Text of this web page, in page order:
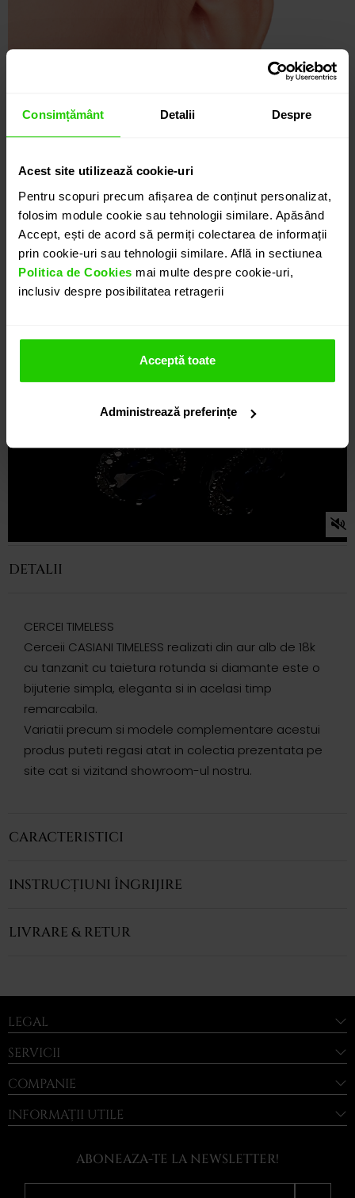
Consimțământ Detalii Despre
Acest site utilizează cookie-uri
Pentru scopuri precum afișarea de conținut personalizat,
folosim module cookie sau tehnologii similare. Apăsând
Accept, ești de acord să permiți colectarea de informații
prin cookie-uri sau tehnologii similare. Află in sectiunea
Politica de Cookies mai multe despre cookie-uri,
inclusiv despre posibilitatea retragerii
Acceptă toate
Administrează preferințe
DETALII
CERCEI TIMELESS
Cerceii CASIANI TIMELESS realizati din aur alb de 18k
cu tanzanit cu taietura rotunda si diamante este o
bijuterie simpla, eleganta si in acelasi timp
remarcabila.
Variatii precum si modele complementare acestui
produs puteti regasi atat in colectia prezentata pe
site cat si vizitand showroom-ul nostru.
CARACTERISTICI
INSTRUCȚIUNI ÎNGRIJIRE
LIVRARE & RETUR
LEGAL
SERVICII
COMPANIE
INFORMAȚII UTILE
ABONEAZA-TE LA NEWSLETTER!